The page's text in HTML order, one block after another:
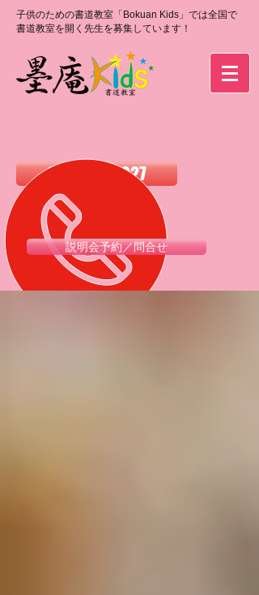
子供のための書道教室「Bokuan Kids」では全国で
書道教室を開く先生を募集しています！
0120-988-027
説明会予約／問合せ